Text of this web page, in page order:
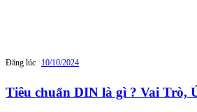
Đăng lúc 10/10/2024
Tiêu chuẩn DIN là gì ? Vai Trò,